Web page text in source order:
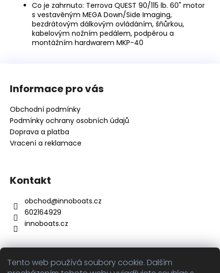
Tento web používá soubory cookie. Dalším
Co je zahrnuto: Terrova QUEST 90/115 lb. 60" motor
s vestavěným MEGA Down/Side Imaging,
bezdrátovým dálkovým ovládáním, šňůrkou,
kabelovým nožním pedálem, podpěrou a
montážním hardwarem MKP-40
Informace pro vás
Obchodní podmínky
Podmínky ochrany osobních údajů
Doprava a platba
Vracení a reklamace
Kontakt
obchod@innoboats.cz
602164929
innoboats.cz
Přijímáme online platby